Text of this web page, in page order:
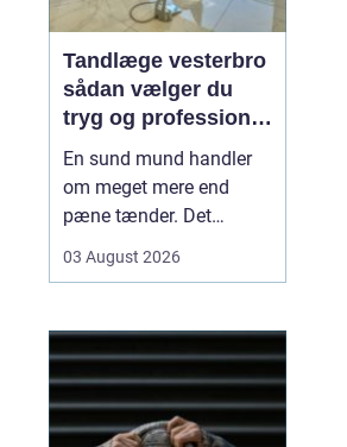
Tandlæge vesterbro
sådan vælger du
tryg og professionel
tandpleje
En sund mund handler
om meget mere end
pæne tænder. Det
hverdag, din selvtillid og
duleder efter tandlæge
vesterbro, møder du
derfor mange
valgmuligheder m...
03 August 2026